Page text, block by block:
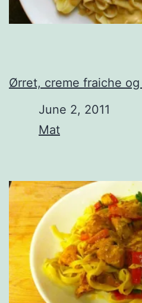
Ørret, creme fraiche
June 2, 2011
In relation to
Mat